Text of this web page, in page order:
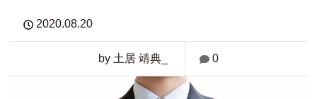
2020.08.20
by 土居 靖典_ 0